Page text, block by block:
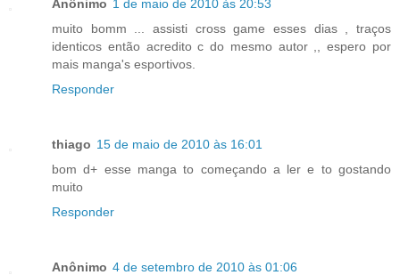
Anônimo 1 de maio de 2010 às 20:53
muito bomm ... assisti cross game esses dias , traços
identicos então acredito c do mesmo autor ,, espero por
mais manga's esportivos.
Responder
thiago 15 de maio de 2010 às 16:01
bom d+ esse manga to começando a ler e to gostando
muito
Responder
Anônimo 4 de setembro de 2010 às 01:06